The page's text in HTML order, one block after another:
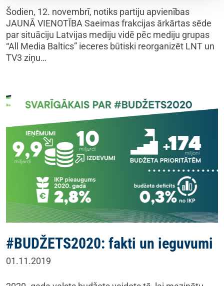
Šodien, 12. novembrī, notiks partiju apvienības
JAUNĀ VIENOTĪBA Saeimas frakcijas ārkārtas sēde
par situāciju Latvijas mediju vidē pēc mediju grupas
“All Media Baltics” ieceres būtiski reorganizēt LNT un
TV3 ziņu…
#BUDŽETS2020: fakti un ieguvumi
01.11.2019